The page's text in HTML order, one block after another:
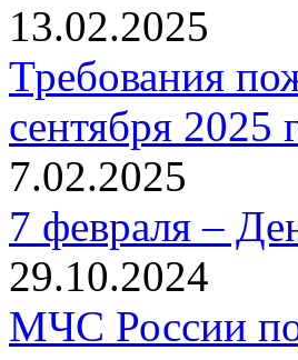
13.02.2025
Требования
сентября 2025
7.02.2025
7 февраля –
29.10.2024
МЧС России